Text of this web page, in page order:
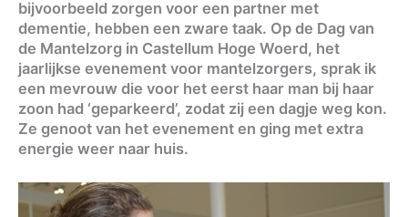
bijvoorbeeld zorgen voor een partner met
dementie, hebben een zware taak. Op de Dag van
de Mantelzorg in Castellum Hoge Woerd, het
jaarlijkse evenement voor mantelzorgers, sprak ik
een mevrouw die voor het eerst haar man bij haar
zoon had ‘geparkeerd’, zodat zij een dagje weg kon.
Ze genoot van het evenement en ging met extra
energie weer naar huis.